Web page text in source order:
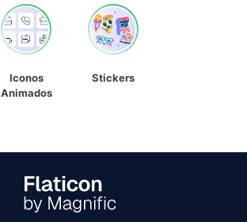
Iconos
Animados
Stickers